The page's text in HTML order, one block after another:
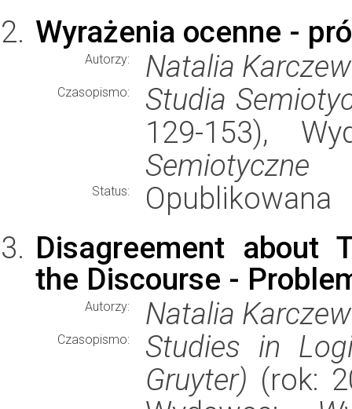
Wyrażenia ocenne -
Autorzy: Natalia
Czasopismo:
Studia
129-153),
Semiotyczne
Status:
Opublikowana
Disagreement about
the Discourse -
Autorzy: Natalia
Czasopismo:
Studies in
Gruyter) (rok: